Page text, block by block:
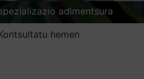
adimentsura
hemen